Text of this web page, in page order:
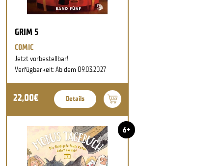
GRIM 5
COMIC
Jetzt vorbestellbar!
Verfügbarkeit: Ab dem 09.03.2027
22,00€ Details
6+